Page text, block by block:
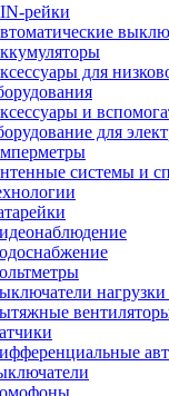
рейки
для
и
для
системы и